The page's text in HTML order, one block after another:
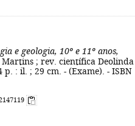
e geologia, 10º e 11º anos,
; rev. científica Deolinda
: il. ; 29 cm. - (Exame). - ISBN